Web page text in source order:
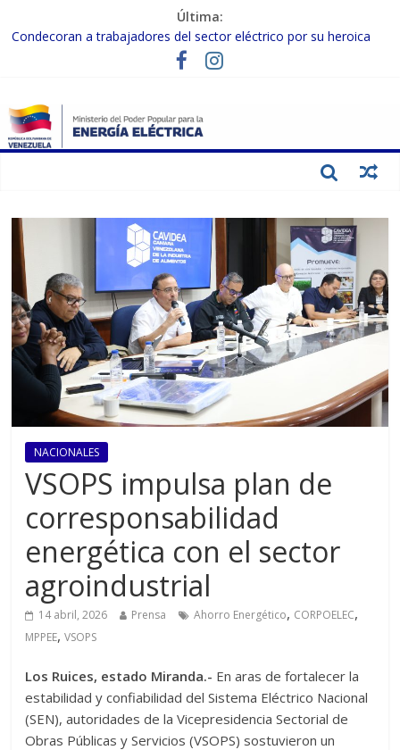
Última:
Condecoran a trabajadores del sector eléctrico por su heroica
labor tras el doble sismo del 24-J
Gobierno Nacional coordina acciones con el sector privado para
Inspeccionan trabajos de rehabilitación en instalaciones del SEN
en Carabobo
Gobierno Nacional activa plan preventivo para fortalecer el SEN
NACIONALES
VSOPS impulsa plan de
corresponsabilidad
energética con el sector
agroindustrial
14 abril, 2026 Prensa Ahorro Energético, CORPOELEC,
MPPEE,VSOPS
Los Ruices, estado Miranda.- En aras de fortalecer la
estabilidad y confiabilidad del Sistema Eléctrico Nacional
(SEN), autoridades de la Vicepresidencia Sectorial de
Obras Públicas y Servicios (VSOPS) sostuvieron un